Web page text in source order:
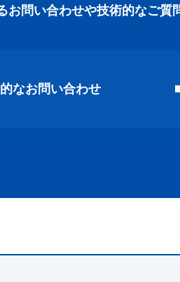
お問い合わせや技術的なご質
なお問い合わせ